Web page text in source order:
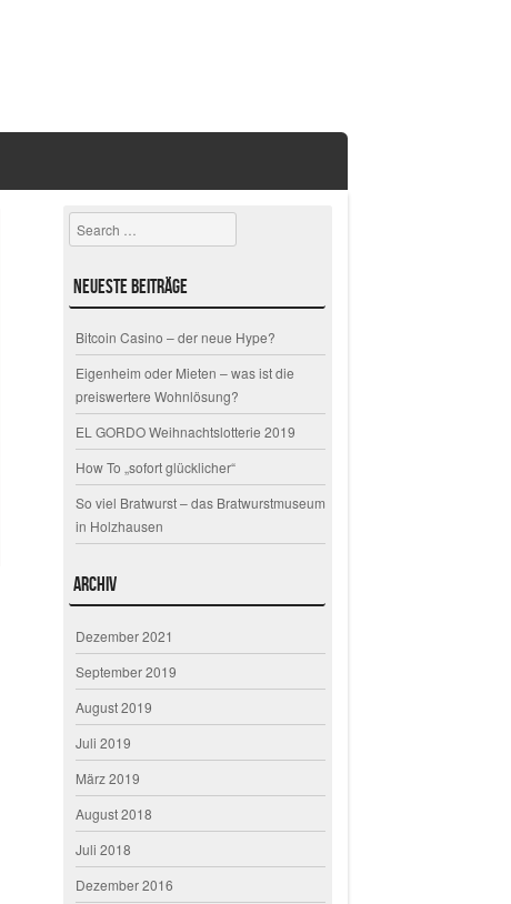
Search
Neueste Beiträge
Bitcoin Casino – der neue Hype?
Eigenheim oder Mieten – was ist die
preiswertere Wohnlösung?
EL GORDO Weihnachtslotterie 2019
How To „sofort glücklicher“
So viel Bratwurst – das Bratwurstmuseum
in Holzhausen
Archiv
Dezember 2021
September 2019
August 2019
Juli 2019
März 2019
August 2018
Juli 2018
Dezember 2016